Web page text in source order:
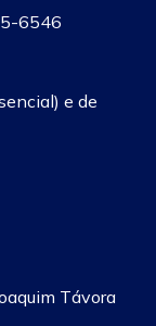
6546
e de
Távora